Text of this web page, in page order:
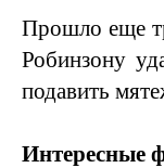
Прошло еще
Робинзону
подавить
Интересные